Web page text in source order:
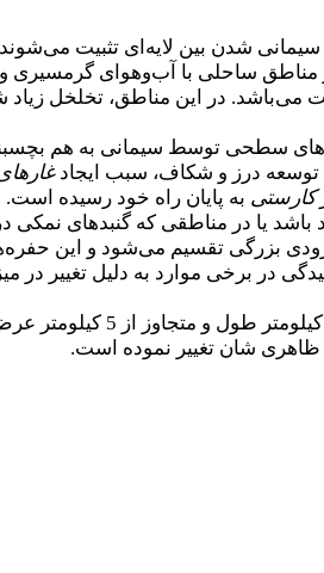
شدن بین لایه‌ای تثبیت
ساحلی با آب‌وهوای گرمسیری و
می‌باشد. در این مناطق، تخلخل زیاد
سطحی توسط سیمانی به هم
درز و شکاف، سبب ایجاد
کارستی به پایان راه خود رسیده است.
یا در مناطقی که گنبدهای نمکی
2000). حاشیه غارها به حفره‌های ورودی بزرگی تقسیم
در برخی موارد به دلیل تغییر در
دارای ده ها کیلومتر
ظاهری شان تغییر نموده است.